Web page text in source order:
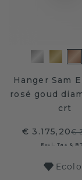
Hanger Sam
rosé goud
crt
€ 3.175,20€
Excl. Tax &